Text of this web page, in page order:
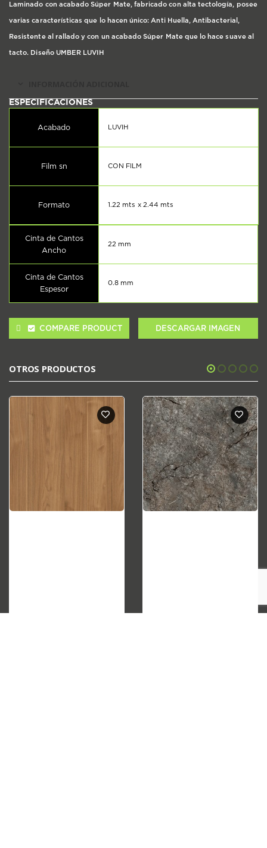
Laminado con acabado Súper Mate, fabricado con alta tectología, posee
varias características que lo hacen único: Anti Huella, Antibacterial,
Resistente al rallado y con un acabado Súper Mate que lo hace suave al
tacto. Diseño UMBER LUVIH
Acabado LUVIH
Film sn CON FILM
Formato 1.22 mts x 2.44 mts
Cinta de Cantos
Ancho
22 mm
Cinta de Cantos
Espesor
0.8 mm
COMPARE PRODUCT DESCARGAR IMAGEN
OTROS PRODUCTOS